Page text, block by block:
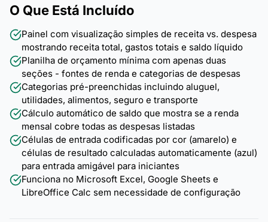
O Que Está Incluído
Painel com visualização simples de receita vs. despesa
mostrando receita total, gastos totais e saldo líquido
Planilha de orçamento mínima com apenas duas
seções - fontes de renda e categorias de despesas
Categorias pré-preenchidas incluindo aluguel,
utilidades, alimentos, seguro e transporte
Cálculo automático de saldo que mostra se a renda
mensal cobre todas as despesas listadas
Células de entrada codificadas por cor (amarelo) e
células de resultado calculadas automaticamente (azul)
para entrada amigável para iniciantes
Funciona no Microsoft Excel, Google Sheets e
LibreOffice Calc sem necessidade de configuração